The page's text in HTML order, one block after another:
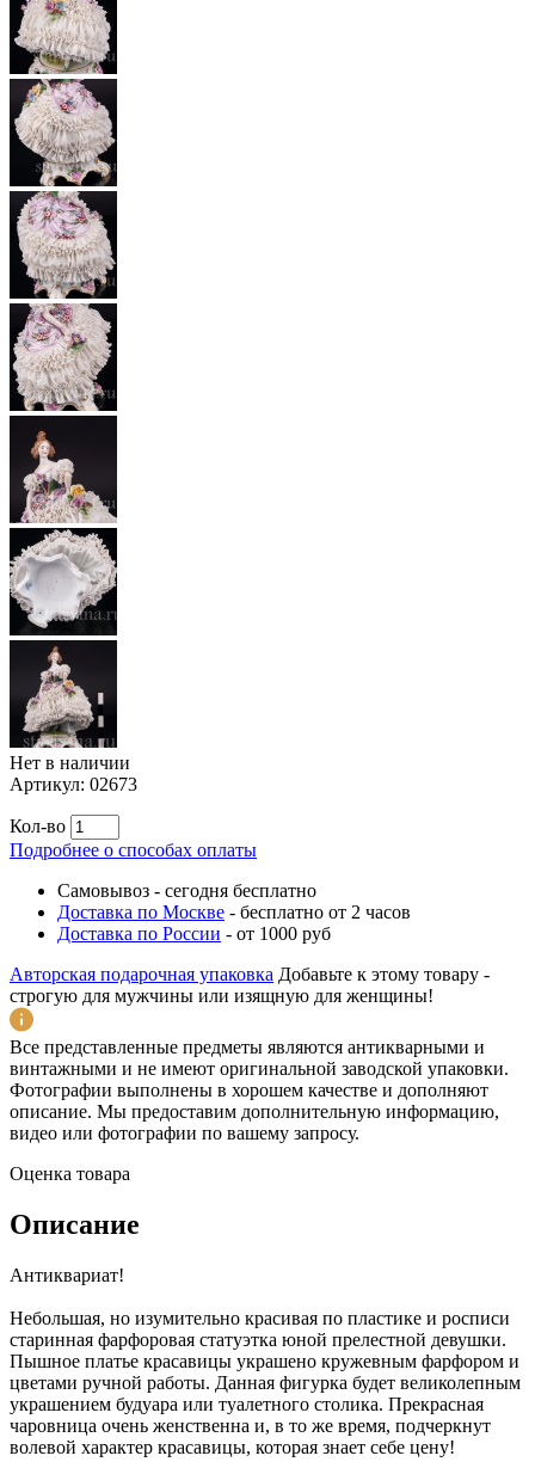
Нет в наличии
Артикул: 02673
Кол-во
Подробнее о способах оплаты
Самовывоз - сегодня бесплатно
Доставка по Москве - бесплатно от 2 часов
Доставка по России - от 1000 руб
Авторская подарочная упаковка Добавьте к этому товару -
строгую для мужчины или изящную для женщины!
Все представленные предметы являются антикварными и
винтажными и не имеют оригинальной заводской упаковки.
Фотографии выполнены в хорошем качестве и дополняют
описание. Мы предоставим дополнительную информацию,
видео или фотографии по вашему запросу.
Оценка товара
Описание
Антиквариат!
Небольшая, но изумительно красивая по пластике и росписи
старинная фарфоровая статуэтка юной прелестной девушки.
Пышное платье красавицы украшено кружевным фарфором и
цветами ручной работы. Данная фигурка будет великолепным
украшением будуара или туалетного столика. Прекрасная
чаровница очень женственна и, в то же время, подчеркнут
волевой характер красавицы, которая знает себе цену!